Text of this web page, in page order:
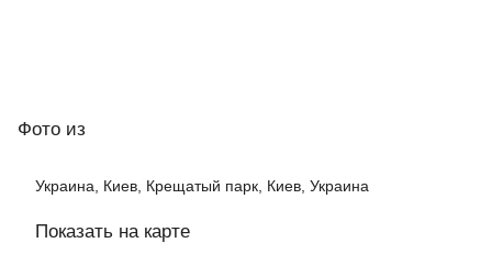
Фото из
Украина, Киев, Крещатый парк, Киев, Украина
Показать на карте